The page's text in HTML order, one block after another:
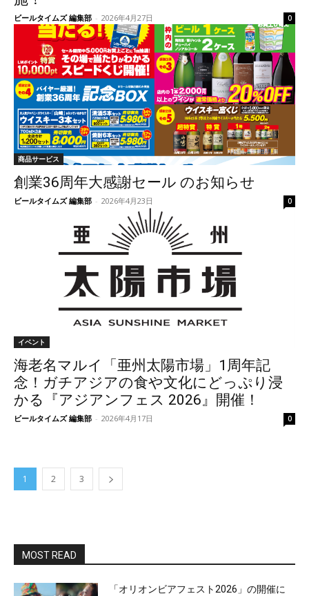
ビールタイムズ 編集部 - 2026年4月27日 0
商品サービス
創業36周年大感謝セール のお知らせ
ビールタイムズ 編集部 - 2026年4月23日 0
イベント
海老名マルイ「亜州太陽市場」1周年記
念！ガチアジアの食や文化にどっぷり浸
かる『アジアンフェス 2026』開催！
ビールタイムズ 編集部 - 2026年4月17日 0
1 2 3
MOST READ
「オリオンビアフェスト2026」の開催に